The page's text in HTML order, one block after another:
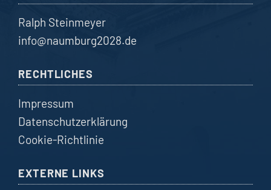
Ralph Steinmeyer
info@naumburg2028.de
RECHTLICHES
Impressum
Datenschutzerklärung
Cookie-Richtlinie
EXTERNE LINKS